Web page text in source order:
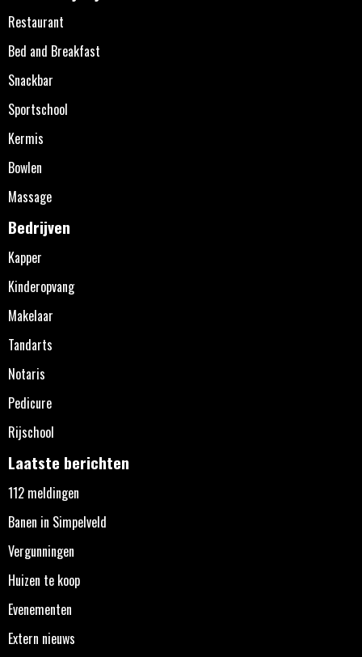
Restaurant
Bed and Breakfast
Snackbar
Sportschool
Kermis
Bowlen
Massage
Bedrijven
Kapper
Kinderopvang
Makelaar
Tandarts
Notaris
Pedicure
Rijschool
Laatste berichten
112 meldingen
Banen in Simpelveld
Vergunningen
Huizen te koop
Evenementen
Extern nieuws